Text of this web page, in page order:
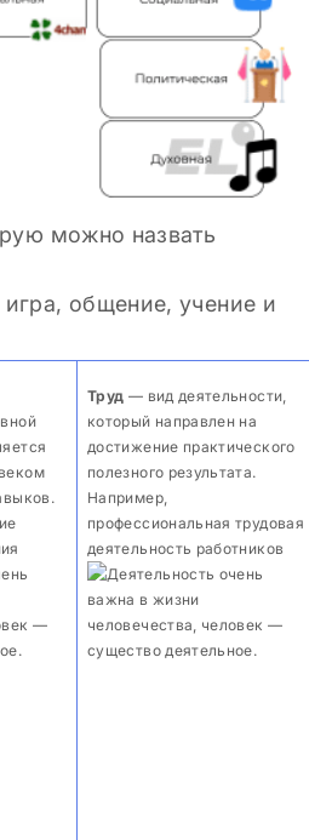
можно назвать
общение, учение и
Труд — вид деятельности,
который направлен на
достижение практического
полезного результата.
Например,
профессиональная трудовая
деятельность работников